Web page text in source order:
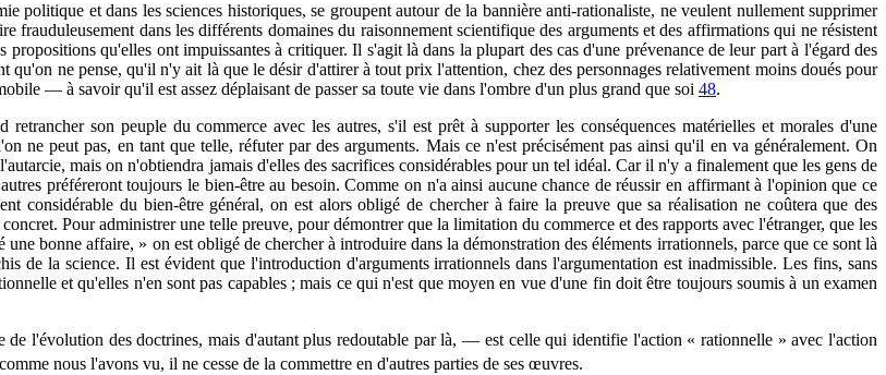
politique et dans les sciences historiques, se groupent autour de la bannière anti-rationaliste, ne veulent nullement supprimer
dans les différents domaines du raisonnement scientifique des arguments et des affirmations qui ne résistent
qu'elles ont impuissantes à critiquer. Il s'agit là dans la plupart des cas d'une prévenance de leur part à l'égard des
ne pense, qu'il n'y ait là que le désir d'attirer à tout prix l'attention, chez des personnages relativement moins doués pour
— à savoir qu'il est assez déplaisant de passer sa toute vie dans l'ombre d'un plus grand que soi 48.
son peuple du commerce avec les autres, s'il est prêt à supporter les conséquences matérielles et morales d'une
ne peut pas, en tant que telle, réfuter par des arguments. Mais ce n'est précisément pas ainsi qu'il en va généralement. On
mais on n'obtiendra jamais d'elles des sacrifices considérables pour un tel idéal. Car il n'y a finalement que les gens de
préféreront toujours le bien-être au besoin. Comme on n'a ainsi aucune chance de réussir en affirmant à l'opinion que ce
considérable du bien-être général, on est alors obligé de chercher à faire la preuve que sa réalisation ne coûtera que des
Pour administrer une telle preuve, pour démontrer que la limitation du commerce et des rapports avec l'étranger, que les
bonne affaire, » on est obligé de chercher à introduire dans la démonstration des éléments irrationnels, parce que ce sont là
de la science. Il est évident que l'introduction d'arguments irrationnels dans l'argumentation est inadmissible. Les fins, sans
et qu'elles n'en sont pas capables ; mais ce qui n'est que moyen en vue d'une fin doit être toujours soumis à un examen
l'évolution des doctrines, mais d'autant plus redoutable par là, — est celle qui identifie l'action « rationnelle » avec l'action
nous l'avons vu, il ne cesse de la commettre en d'autres parties de ses œuvres.